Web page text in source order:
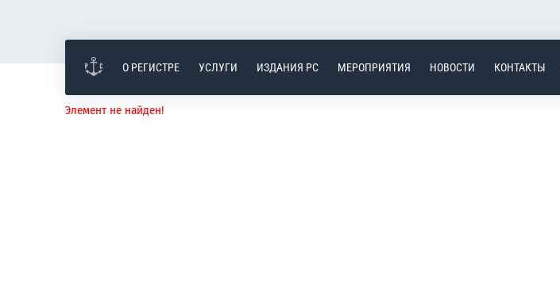
О РЕГИСТРЕ УСЛУГИ ИЗДАНИЯ РС МЕРОПРИЯТИЯ НОВОСТИ КОНТАКТЫ
Элемент не найден!